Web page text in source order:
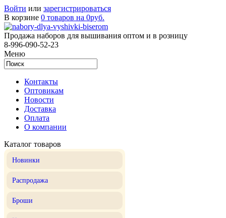
Войти или зарегистрироваться
В корзине 0 товаров на 0руб.
Продажа наборов для вышивания оптом и в розницу
8-996-090-52-23
Меню
Контакты
Оптовикам
Новости
Доставка
Оплата
О компании
Каталог товаров
Новинки
Распродажа
Броши